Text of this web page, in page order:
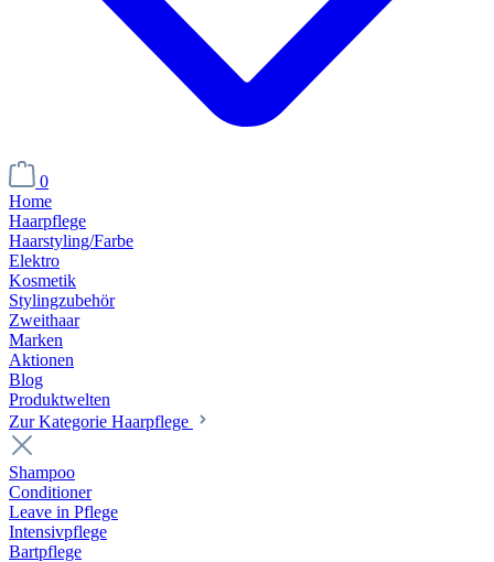
0
Home
Haarpflege
Haarstyling/Farbe
Elektro
Kosmetik
Stylingzubehör
Zweithaar
Marken
Aktionen
Blog
Produktwelten
Zur Kategorie Haarpflege
Shampoo
Conditioner
Leave in Pflege
Intensivpflege
Bartpflege